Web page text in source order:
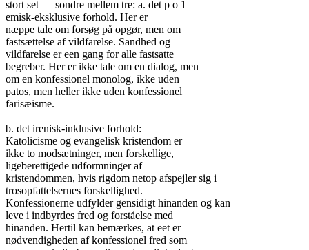
stort set — sondre mellem tre: a. det p o 1
emisk-eksklusive forhold. Her er
næppe tale om forsøg på opgør, men om
fastsættelse af vildfarelse. Sandhed og
vildfarelse er een gang for alle fastsatte
begreber. Her er ikke tale om en dialog, men
om en konfessionel monolog, ikke uden
patos, men heller ikke uden konfessionel
farisæisme.
b. det irenisk-inklusive forhold:
Katolicisme og evangelisk kristendom er
ikke to modsætninger, men forskellige,
ligeberettigede udformninger af
kristendommen, hvis rigdom netop afspejler sig i
trosopfattelsernes forskellighed.
Konfessionerne udfylder gensidigt hinanden og kan
leve i indbyrdes fred og forståelse med
hinanden. Hertil kan bemærkes, at eet er
nødvendigheden af konfessionel fred som